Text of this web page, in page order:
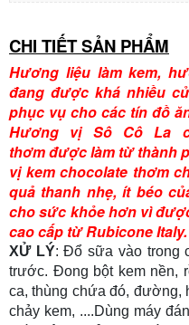
CHI TIẾT SẢN PHẨM
Hương liệu làm kem,
đang được khá nhiều
phục vụ cho các tín đồ
Hương vị Sô Cô La
thơm được làm từ thành
vị kem chocolate thơm
quả thanh nhẹ, ít béo
cho sức khỏe hơn vì
cao cấp từ Rubicone Italy.
XỬ LÝ: Đổ sữa vào trong
trước. Đong bột kem nền,
ca, thùng chứa đó, đường,
chảy kem, ....Dùng máy